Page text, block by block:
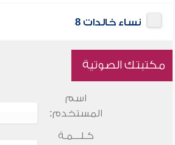
نساء خالدات 8
مكتبتك الصوتية
اسم
المستخدم:
كـلـــمـة